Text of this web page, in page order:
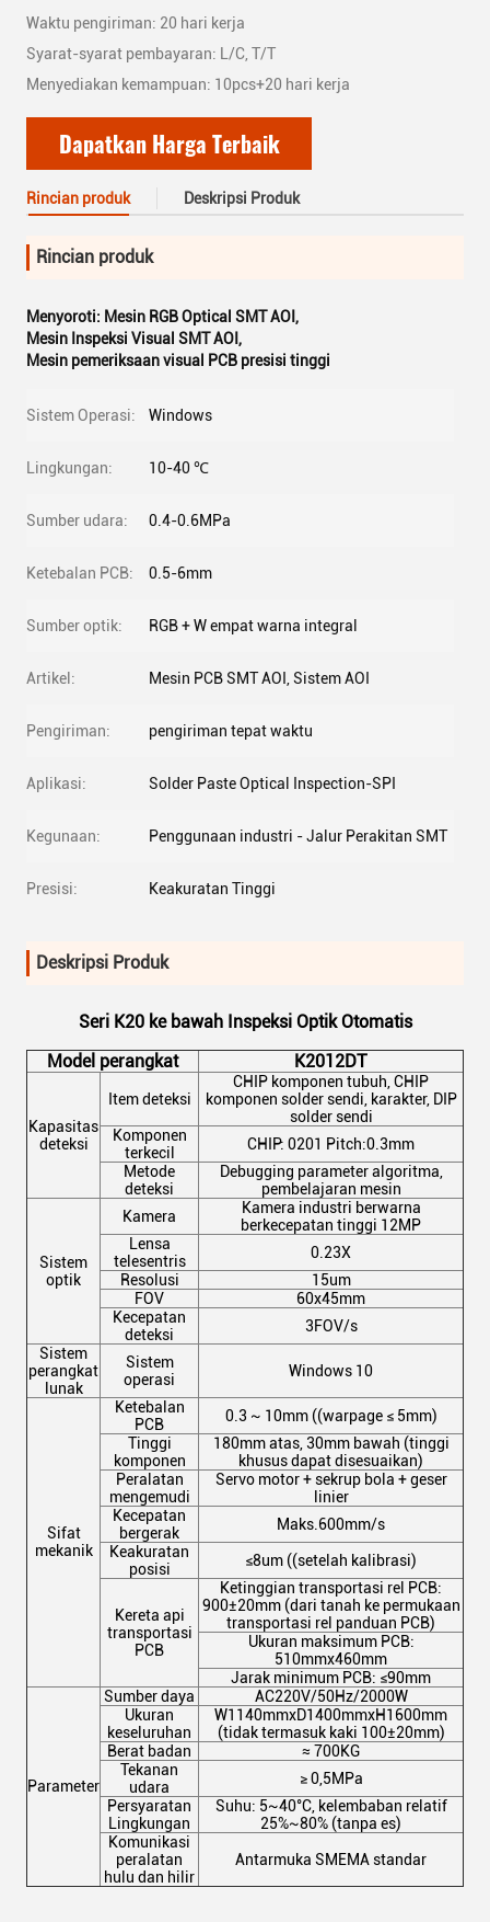
Waktu pengiriman: 20 hari kerja
Syarat-syarat pembayaran: L/C, T/T
Menyediakan kemampuan: 10pcs+20 hari kerja
Dapatkan Harga Terbaik
Rincian produk Deskripsi Produk
Rincian produk
Menyoroti: Mesin RGB Optical SMT AOI ,
Mesin Inspeksi Visual SMT AOI ,
Mesin pemeriksaan visual PCB presisi tinggi
Sistem Operasi: Windows
Lingkungan: 10-40 ℃
Sumber udara: 0.4-0.6MPa
Ketebalan PCB: 0.5-6mm
Sumber optik: RGB + W empat warna integral
Artikel: Mesin PCB SMT AOI, Sistem AOI
Pengiriman: pengiriman tepat waktu
Aplikasi: Solder Paste Optical Inspection-SPI
Kegunaan: Penggunaan industri - Jalur Perakitan SMT
Presisi: Keakuratan Tinggi
Deskripsi Produk
Seri K20 ke bawah Inspeksi Optik Otomatis
Model perangkat
K2012DT
Kapasitas
deteksi
Item deteksi
CHIP komponen tubuh, CHIP
komponen solder sendi, karakter, DIP
solder sendi
Komponen
terkecil
CHIP: 0201 Pitch:0.3mm
Metode
deteksi
Debugging parameter algoritma,
pembelajaran mesin
Sistem
optik
Kamera
Kamera industri berwarna
berkecepatan tinggi 12MP
Lensa
telesentris
0.23X
Resolusi
15um
FOV
60x45mm
Kecepatan
deteksi
3FOV/s
Sistem
perangkat
lunak
Sistem
operasi
Windows 10
Sifat
mekanik
Ketebalan
PCB
0.3 ~ 10mm ((warpage ≤ 5mm)
Tinggi
komponen
180mm atas, 30mm bawah (tinggi
khusus dapat disesuaikan)
Peralatan
mengemudi
Servo motor + sekrup bola + geser
linier
Kecepatan
bergerak
Maks.600mm/s
Keakuratan
posisi
≤8um ((setelah kalibrasi)
Kereta api
transportasi
PCB
Ketinggian transportasi rel PCB:
900±20mm (dari tanah ke permukaan
transportasi rel panduan PCB)
Ukuran maksimum PCB:
510mmx460mm
Jarak minimum PCB: ≤90mm
Parameter
Sumber daya
AC220V/50Hz/2000W
Ukuran
keseluruhan
W1140mmxD1400mmxH1600mm
(tidak termasuk kaki 100±20mm)
Berat badan
≈ 700KG
Tekanan
udara
≥ 0,5MPa
Persyaratan
Lingkungan
Suhu: 5~40°C, kelembaban relatif
25%~80% (tanpa es)
Komunikasi
peralatan
hulu dan hilir
Antarmuka SMEMA standar